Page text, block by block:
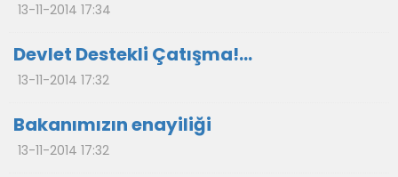
13-11-2014 17:34
Devlet Destekli Çatışma!...
13-11-2014 17:32
Bakanımızın enayiliği
13-11-2014 17:32